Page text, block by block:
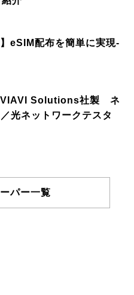
eSIM配布を簡単に実現-
VIAVI Solutions社製 ネ
光ネットワークテスタ
パー一覧